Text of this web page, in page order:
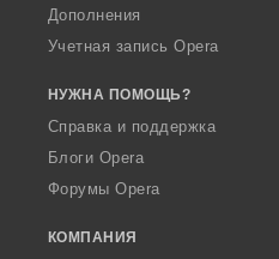
Дополнения
Учетная запись Opera
НУЖНА ПОМОЩЬ?
Справка и поддержка
Блоги Opera
Форумы Opera
КОМПАНИЯ